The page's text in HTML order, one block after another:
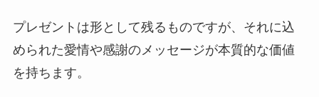
プレゼントは形として残るものですが、それに込
められた愛情や感謝のメッセージが本質的な価値
を持ちます。